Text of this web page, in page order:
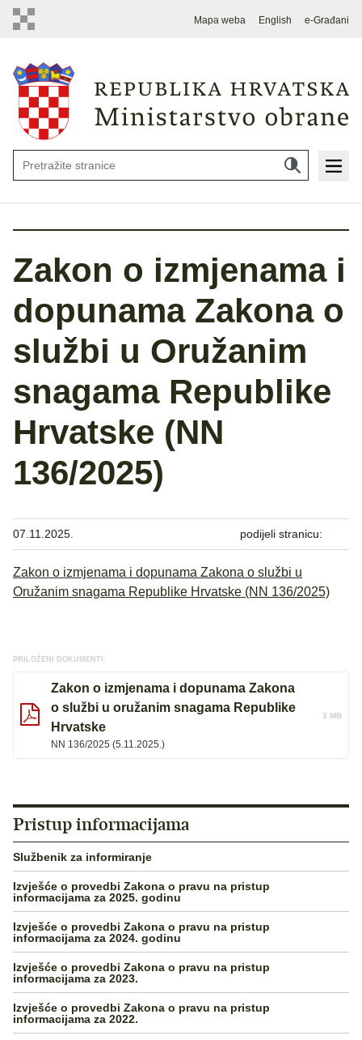
Mapa weba English e-Građani
Zakon o izmjenama i
dopunama Zakona o
službi u Oružanim
snagama Republike
Hrvatske (NN
136/2025)
07.11.2025. podijeli stranicu:
Zakon o izmjenama i dopunama Zakona o službi u
Oružanim snagama Republike Hrvatske (NN 136/2025)
PRILOŽENI DOKUMENTI:
Zakon o izmjenama i dopunama Zakona
o službi u oružanim snagama Republike
Hrvatske
NN 136/2025 (5.11.2025.)
3 MB
Pristup informacijama
Službenik za informiranje
Izvješće o provedbi Zakona o pravu na pristup
informacijama za 2025. godinu
Izvješće o provedbi Zakona o pravu na pristup
informacijama za 2024. godinu
Izvješće o provedbi Zakona o pravu na pristup
informacijama za 2023.
Izvješće o provedbi Zakona o pravu na pristup
informacijama za 2022.